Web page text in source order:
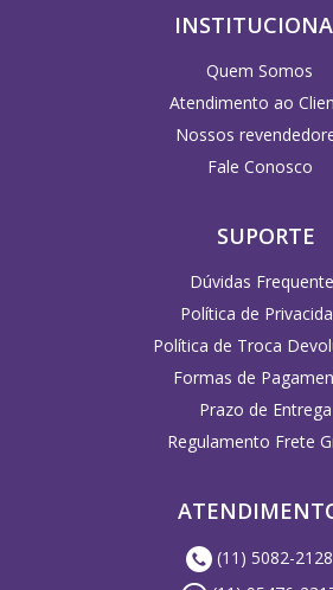
Quem Somos
Atendimento ao
Nossos
Fale Conosco
SUPORTE
Dúvidas
Política de
Política de Troca
Formas de
Prazo de Entrega
Regulamento Frete
(11) 5082-2128